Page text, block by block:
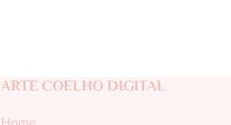
ARTE COELHO DIGITAL